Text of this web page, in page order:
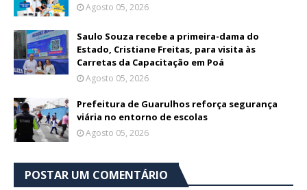
Agosto 05, 2026
Saulo Souza recebe a primeira-dama do
Estado, Cristiane Freitas, para visita às
Carretas da Capacitação em Poá
Agosto 05, 2026
Prefeitura de Guarulhos reforça segurança
viária no entorno de escolas
Agosto 05, 2026
POSTAR UM COMENTÁRIO